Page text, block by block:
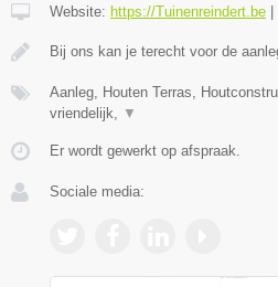
Website: https://Tuinenreindert.be |
Bij ons kan je terecht voor de
Aanleg, Houten Terras,
vriendelijk,
▼
Er wordt gewerkt op afspraak.
Sociale media: